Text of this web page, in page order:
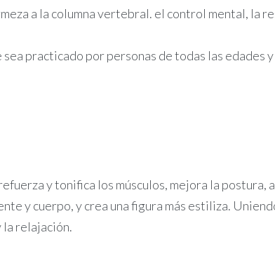
a la columna vertebral. el control mental, la
practicado por personas de todas las edades
y tonifica los músculos, mejora la
y cuerpo, y crea una figura más estiliza.
la relajación.